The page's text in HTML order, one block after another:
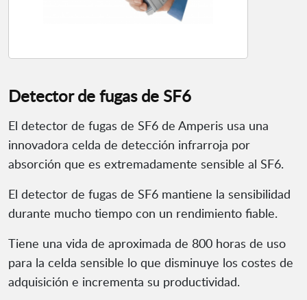
Detector de fugas de SF6
El detector de fugas de SF6 de Amperis usa una
innovadora celda de detección infrarroja por
absorción que es extremadamente sensible al SF6.
El detector de fugas de SF6 mantiene la sensibilidad
durante mucho tiempo con un rendimiento fiable.
Tiene una vida de aproximada de 800 horas de uso
para la celda sensible lo que disminuye los costes de
adquisición e incrementa su productividad.